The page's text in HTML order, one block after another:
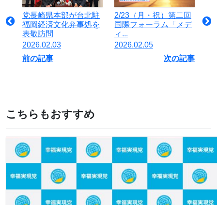
党長崎県本部が台北駐
福岡経済文化弁事処を
表敬訪問
2026.02.03
前の記事
2/23（月・祝）第二回
国際フォーラム「メデ
ィ...
2026.02.05
次の記事
こちらもおすすめ